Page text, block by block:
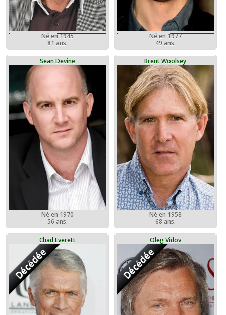
Né en 1945
81 ans.
Né en 1977
49 ans.
Sean Devine
Né en 1970
56 ans.
Brent Woolsey
Né en 1958
68 ans.
Chad Everett
Décédée
Oleg Vidov
Décédée